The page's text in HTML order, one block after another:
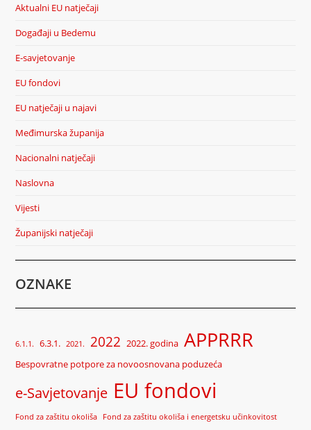
Aktualni EU natječaji
Događaji u Bedemu
E-savjetovanje
EU fondovi
EU natječaji u najavi
Međimurska županija
Nacionalni natječaji
Naslovna
Vijesti
Županijski natječaji
OZNAKE
6.1.1. 6.3.1. 2021. 2022 2022. godina APPRRR
Bespovratne potpore za novoosnovana poduzeća
e-Savjetovanje EU fondovi
Fond za zaštitu okoliša Fond za zaštitu okoliša i energetsku učinkovitost